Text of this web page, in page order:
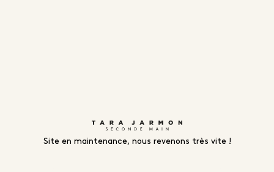
Site en maintenance, nous revenons très vite !